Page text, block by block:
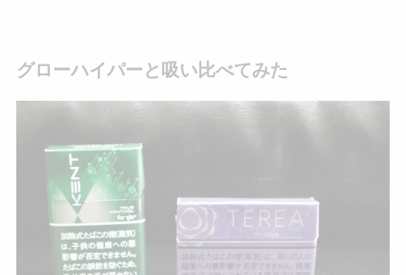
グローハイパーと吸い比べてみた